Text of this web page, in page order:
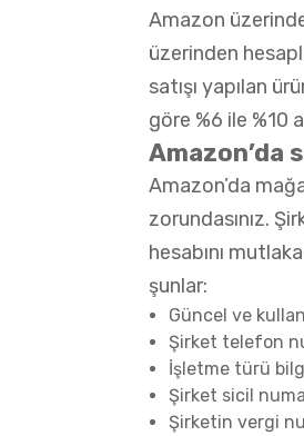
Amazon
üzerinden
satışı yapılan
göre %6 ile %10
Amazon’da
Amazon’da
zorundasınız.
hesabını
şunlar:
Güncel ve
Şirket telefon
İşletme türü
Şirket sicil
Şirketin vergi